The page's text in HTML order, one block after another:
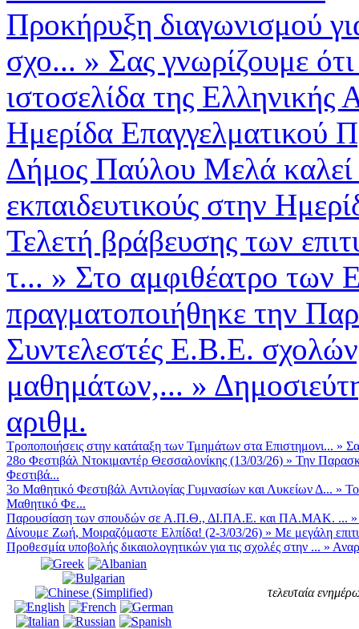
Προκήρυξη διαγωνισμού
σχο... » Σας γνωρίζουμε
ιστοσελίδα της Ελληνικής
Ημερίδα Επαγγελματικού
Δήμος Παύλου Μελά καλεί
εκπαιδευτικούς στην
Τελετή βράβευσης των
τ... » Στο αμφιθέατρο
πραγματοποιήθηκε την
Συντελεστές Ε.Β.Ε.
μαθημάτων,... »
αριθμ.
Τροποποιήσεις στην κατάταξη των Τμημάτων στα Επιστημονι... »
28ο Φεστιβάλ Ντοκιμαντέρ Θεσσαλονίκης (13/03/26) » Την
Φεστιβά...
3ο Μαθητικό Φεστιβάλ Αντιλογίας Γυμνασίων και Λυκείων Δ... »
Μαθητικό Φε...
Παρουσίαση των σπουδών σε Α.Π.Θ., ΔΙ.ΠΑ.Ε. και ΠΑ.ΜΑΚ. ...
Δίνουμε Ζωή, Μοιραζόμαστε Ελπίδα! (2-3/03/26) » Με μεγάλη
Προθεσμία υποβολής δικαιολογητικών για τις σχολές στην ... »
τελευταία